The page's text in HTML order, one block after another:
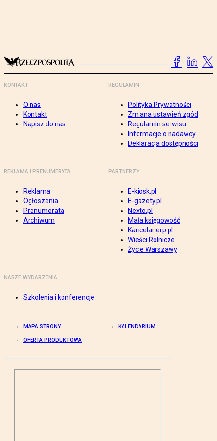
KONTAKT
O nas
Kontakt
Napisz do nas
REGULAMIN
Polityka Prywatności
Zmiana ustawień zgód
Regulamin serwisu
Informacje o nadawcy
Deklaracja dostępności
REKLAMA I PRENUMERATA
Reklama
Ogłoszenia
Prenumerata
Archiwum
PARTNERZY
E-kiosk.pl
E-gazety.pl
Nexto.pl
Mała księgowość
Kancelarierp.pl
Wieści Rolnicze
Życie Warszawy
NASZE WYDARZENIA
Szkolenia i konferencje
MAPA STRONY KALENDARIUM
OFERTA PRODUKTOWA